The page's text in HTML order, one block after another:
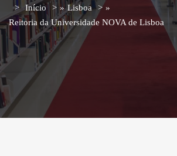
Início » Lisboa
»
Reitoria da Universidade NOVA de Lisboa